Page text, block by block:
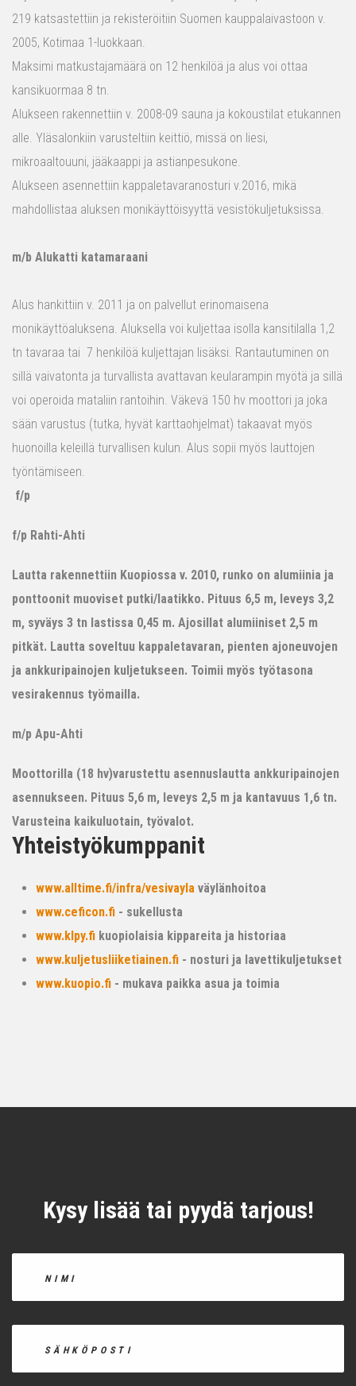
219 katsastettiin ja rekisteröitiin Suomen kauppalaivastoon v.
2005, Kotimaa 1-luokkaan.
Maksimi matkustajamäärä on 12 henkilöä ja alus voi ottaa
kansikuormaa 8 tn.
Alukseen rakennettiin v. 2008-09 sauna ja kokoustilat etukannen
alle. Yläsalonkiin varusteltiin keittiö, missä on liesi,
mikroaaltouuni, jääkaappi ja astianpesukone.
Alukseen asennettiin kappaletavaranosturi v.2016, mikä
mahdollistaa aluksen monikäyttöisyyttä vesistökuljetuksissa.
m/b Alukatti katamaraani
Alus hankittiin v. 2011 ja on palvellut erinomaisena
monikäyttöaluksena. Aluksella voi kuljettaa isolla kansitilalla 1,2
tn tavaraa tai 7 henkilöä kuljettajan lisäksi. Rantautuminen on
sillä vaivatonta ja turvallista avattavan keularampin myötä ja sillä
voi operoida mataliin rantoihin. Väkevä 150 hv moottori ja joka
sään varustus (tutka, hyvät karttaohjelmat) takaavat myös
huonoilla keleillä turvallisen kulun. Alus sopii myös lauttojen
työntämiseen.
f/p
f/p Rahti-Ahti
Lautta rakennettiin Kuopiossa v. 2010, runko on alumiinia ja
ponttoonit muoviset putki/laatikko. Pituus 6,5 m, leveys 3,2
m, syväys 3 tn lastissa 0,45 m. Ajosillat alumiiniset 2,5 m
pitkät. Lautta soveltuu kappaletavaran, pienten ajoneuvojen
ja ankkuripainojen kuljetukseen. Toimii myös työtasona
vesirakennus työmailla.
m/p Apu-Ahti
Moottorilla (18 hv)varustettu asennuslautta ankkuripainojen
asennukseen. Pituus 5,6 m, leveys 2,5 m ja kantavuus 1,6 tn.
Varusteina kaikuluotain, työvalot.
Yhteistyökumppanit
www.alltime.fi/infra/vesivayla väylänhoitoa
www.ceficon.fi - sukellusta
www.klpy.fi kuopiolaisia kippareita ja historiaa
www.kuljetusliiketiainen.fi - nosturi ja lavettikuljetukset
www.kuopio.fi - mukava paikka asua ja toimia
Kysy lisää tai pyydä tarjous!